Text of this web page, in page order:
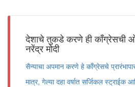
देशाचे तुकडे करणे ही काँग्रेसची
नरेंद्र मोदी
सैन्याचा अपमान करणे हे काँग्रेसचे
मात्र, गेल्या दहा वर्षात सर्जिकल स्ट्राईक